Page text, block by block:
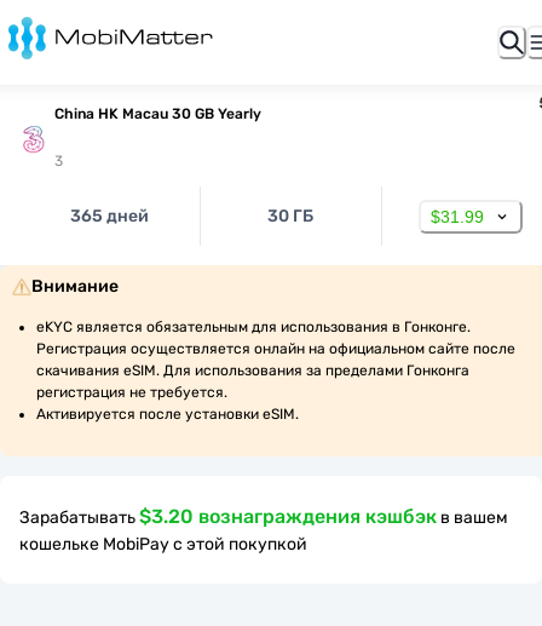
China HK Macau 30 GB Yearly
3
365 дней 30 ГБ $31.99
Внимание
eKYC является обязательным для использования в Гонконге.
Регистрация осуществляется онлайн на официальном сайте после
скачивания eSIM. Для использования за пределами Гонконга
регистрация не требуется.
Активируется после установки eSIM.
Зарабатывать$3.20 вознаграждения кэшбэк в вашем
кошельке MobiPay с этой покупкой